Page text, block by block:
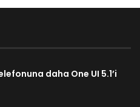
daha One UI 5.1’i